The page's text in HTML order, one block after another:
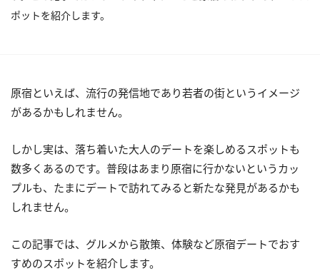
ポットを紹介します。
原宿といえば、流行の発信地であり若者の街というイメージ
があるかもしれません。
しかし実は、落ち着いた大人のデートを楽しめるスポットも
数多くあるのです。普段はあまり原宿に行かないというカッ
プルも、たまにデートで訪れてみると新たな発見があるかも
しれません。
この記事では、グルメから散策、体験など原宿デートでおす
すめのスポットを紹介します。